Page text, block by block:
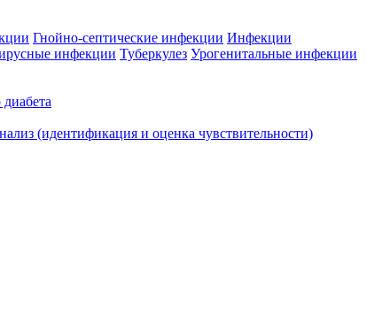
Гнойно-септические инфекции Инфекции
инфекции Туберкулез Урогенитальные инфекции
(идентификация и оценка чувствительности)